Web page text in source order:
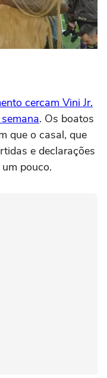
cercam Vini Jr.
. Os boatos
que o casal, que
e declarações
pouco.